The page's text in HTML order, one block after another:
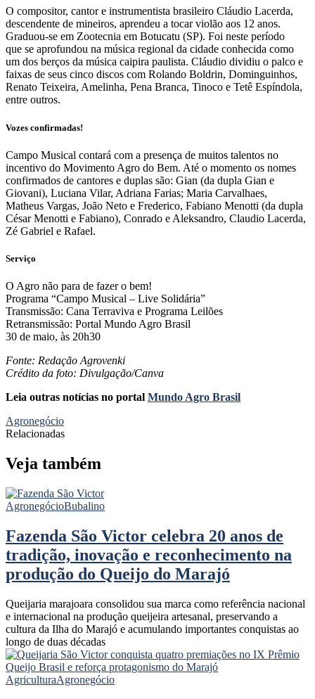
O compositor, cantor e instrumentista brasileiro Cláudio Lacerda,
descendente de mineiros, aprendeu a tocar violão aos 12 anos.
Graduou-se em Zootecnia em Botucatu (SP). Foi neste período
que se aprofundou na música regional da cidade conhecida como
um dos berços da música caipira paulista. Cláudio dividiu o palco e
faixas de seus cinco discos com Rolando Boldrin, Dominguinhos,
Renato Teixeira, Amelinha, Pena Branca, Tinoco e Tetê Espíndola,
entre outros.
Vozes confirmadas!
Campo Musical contará com a presença de muitos talentos no
incentivo do Movimento Agro do Bem. Até o momento os nomes
confirmados de cantores e duplas são: Gian (da dupla Gian e
Giovani), Luciana Vilar, Adriana Farias; Maria Carvalhaes,
Matheus Vargas, João Neto e Frederico, Fabiano Menotti (da dupla
César Menotti e Fabiano), Conrado e Aleksandro, Claudio Lacerda,
Zé Gabriel e Rafael.
Serviço
O Agro não para de fazer o bem!
Programa “Campo Musical – Live Solidária”
Transmissão: Cana Terraviva e Programa Leilões
Retransmissão: Portal Mundo Agro Brasil
30 de maio, às 20h30
Fonte: Redação Agrovenki
Crédito da foto: Divulgação/Canva
Leia outras notícias no portal Mundo Agro Brasil
Agronegócio
Relacionadas
Veja também
AgronegócioBubalino
Fazenda São Victor celebra 20 anos de
tradição, inovação e reconhecimento na
produção do Queijo do Marajó
Queijaria marajoara consolidou sua marca como referência nacional
e internacional na produção queijeira artesanal, preservando a
cultura da Ilha do Marajó e acumulando importantes conquistas ao
longo de duas décadas
AgriculturaAgronegócio